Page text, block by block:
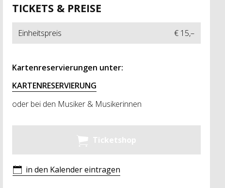
TICKETS & PREISE
Einheitspreis € 15,–
Kartenreservierungen unter:
KARTENRESERVIERUNG
oder bei den Musiker & Musikerinnen
Ticketshop
in den Kalender eintragen